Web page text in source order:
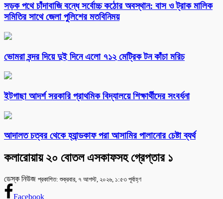
সড়ক পথে চাঁদাবাজি বন্ধে সর্বোচ্চ কঠোর অবস্থান: বাস ও ট্রাক মালিক
সমিতির সাথে জেলা পুলিশের মতবিনিময়
ভোমরা বন্দর দিয়ে দুই দিনে এলো ৭১২ মেট্রিক টন কাঁচা মরিচ
ইটগাছা আদর্শ সরকারি প্রাথমিক বিদ্যালয়ে শিক্ষার্থীদের সংবর্ধনা
আদালত চত্বর থেকে হ্যান্ডকাফ পরা আসামির পালানোর চেষ্টা ব্যর্থ
কলারোয়ায় ২০ বোতল এসকাফসহ গ্রেপ্তার ১
ডেস্ক নিউজ প্রকাশিত: শুক্রবার, ৭ আগস্ট, ২০২৬, ১:৫৩ পূর্বাহ্ণ
Facebook